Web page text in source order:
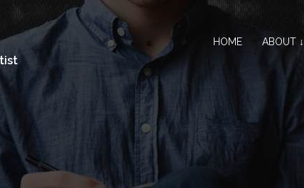
HOME ABOUT ↓